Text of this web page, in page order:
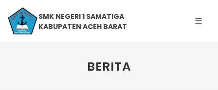
SMK NEGERI 1 SAMATIGA
KABUPATEN ACEH BARAT
BERITA